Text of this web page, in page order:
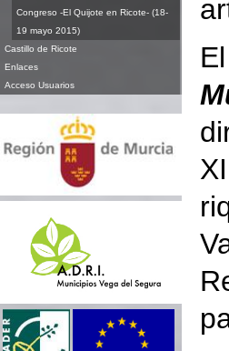
Congreso -El Quijote en Ricote- (18-
19 mayo 2015)
Castillo de Ricote
Enlaces
Acceso Usuarios